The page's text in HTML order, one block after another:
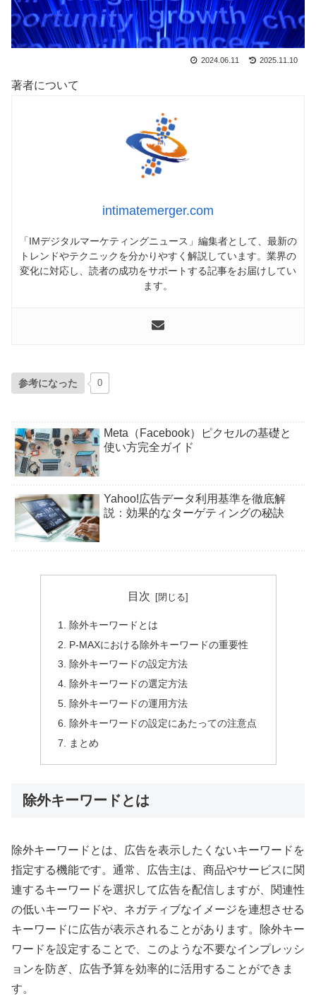
2024.06.11 2025.11.10
著者について
intimatemerger.com
「IMデジタルマーケティングニュース」編集者として、最新の
トレンドやテクニックを分かりやすく解説しています。業界の
変化に対応し、読者の成功をサポートする記事をお届けしてい
ます。
参考になった 0
Meta（Facebook）ピクセルの基礎と
使い方完全ガイド
Yahoo!広告データ利用基準を徹底解
説：効果的なターゲティングの秘訣
目次
除外キーワードとは
P-MAXにおける除外キーワードの重要性
除外キーワードの設定方法
除外キーワードの選定方法
除外キーワードの運用方法
除外キーワードの設定にあたっての注意点
まとめ
除外キーワードとは
除外キーワードとは、広告を表示したくないキーワードを
指定する機能です。通常、広告主は、商品やサービスに関
連するキーワードを選択して広告を配信しますが、関連性
の低いキーワードや、ネガティブなイメージを連想させる
キーワードに広告が表示されることがあります。除外キー
ワードを設定することで、このような不要なインプレッシ
ョンを防ぎ、広告予算を効率的に活用することができま
す。